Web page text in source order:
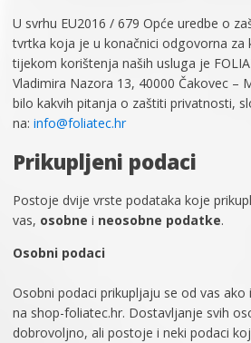
U svrhu EU2016 / 679 Opće uredbe o
tvrtka koja je u konačnici odgovorna za
tijekom korištenja naših usluga je
Vladimira Nazora 13, 40000 Čakovec –
bilo kakvih pitanja o zaštiti privatnosti,
na:info@foliatec.hr
Prikupljeni podaci
Postoje dvije vrste podataka koje
vas, osobne i neosobne podatke.
Osobni podaci
Osobni podaci prikupljaju se od vas
na shop-foliatec.hr. Dostavljanje svih
dobrovoljno, ali postoje i neki podaci